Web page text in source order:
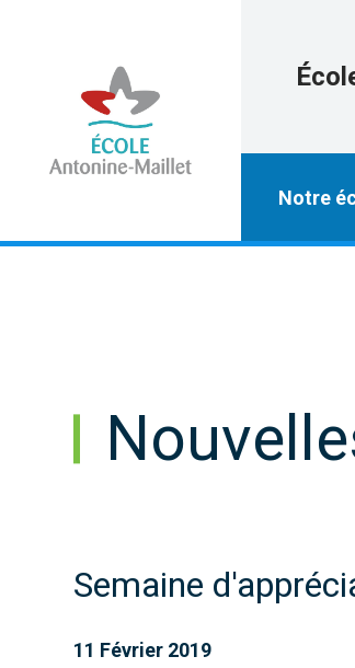
Notre
Semaine
11 Février 2019